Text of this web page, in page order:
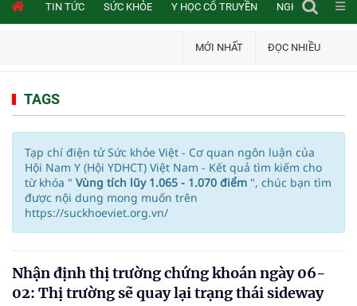
TIN TỨC SỨC KHỎE Y HỌC CỔ TRUYỀN NGHIÊN CỨU
MỚI NHẤT ĐỌC NHIỀU
TAGS
Tạp chí điện tử Sức khỏe Việt - Cơ quan ngôn luận của
Hội Nam Y (Hội YDHCT) Việt Nam - Kết quả tìm kiếm cho
từ khóa " Vùng tích lũy 1.065 - 1.070 điểm ", chúc bạn tìm
được nội dung mong muốn trên
https://suckhoeviet.org.vn/
Nhận định thị trường chứng khoán ngày 06-
02: Thị trường sẽ quay lại trạng thái sideway